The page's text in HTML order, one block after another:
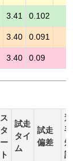
3.41 0.102
3.40 0.091
3.40 0.09
ス
タ
ー
ト
試走
タイ
ム
試走
偏差
選
手
短
評